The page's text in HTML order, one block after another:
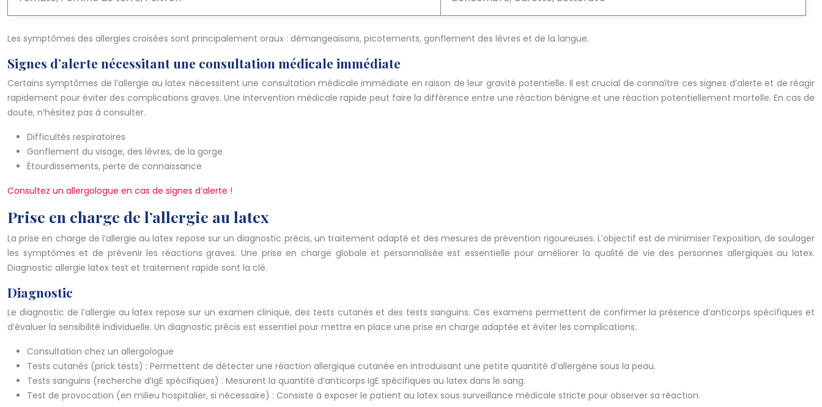
Les symptômes des allergies croisées sont principalement oraux : démangeaisons, picotements, gonflement des lèvres et de la langue.
Signes d’alerte nécessitant une consultation médicale immédiate
Certains symptômes de l’allergie au latex nécessitent une consultation médicale immédiate en raison de leur gravité potentielle. Il est crucial de connaître ces signes d’alerte et de réagir
rapidement pour éviter des complications graves. Une intervention médicale rapide peut faire la différence entre une réaction bénigne et une réaction potentiellement mortelle. En cas de
doute, n’hésitez pas à consulter.
Difficultés respiratoires
Gonflement du visage, des lèvres, de la gorge
Étourdissements, perte de connaissance
Consultez un allergologue en cas de signes d’alerte !
Prise en charge de l’allergie au latex
La prise en charge de l’allergie au latex repose sur un diagnostic précis, un traitement adapté et des mesures de prévention rigoureuses. L’objectif est de minimiser l’exposition, de soulager
les symptômes et de prévenir les réactions graves. Une prise en charge globale et personnalisée est essentielle pour améliorer la qualité de vie des personnes allergiques au latex.
Diagnostic allergie latex test et traitement rapide sont la clé.
Diagnostic
Le diagnostic de l’allergie au latex repose sur un examen clinique, des tests cutanés et des tests sanguins. Ces examens permettent de confirmer la présence d’anticorps spécifiques et
d’évaluer la sensibilité individuelle. Un diagnostic précis est essentiel pour mettre en place une prise en charge adaptée et éviter les complications.
Consultation chez un allergologue
Tests cutanés (prick tests) : Permettent de détecter une réaction allergique cutanée en introduisant une petite quantité d’allergène sous la peau.
Tests sanguins (recherche d’IgE spécifiques) : Mesurent la quantité d’anticorps IgE spécifiques au latex dans le sang.
Test de provocation (en milieu hospitalier, si nécessaire) : Consiste à exposer le patient au latex sous surveillance médicale stricte pour observer sa réaction.